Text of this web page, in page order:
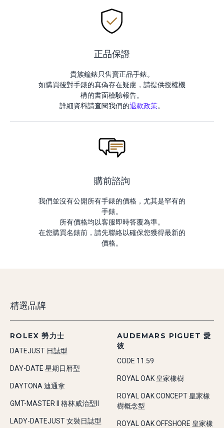
正品保證
貴族鐘錶只售賣正品手錶。
如購買後對手錶的真偽存在疑慮，請提供授權機
構的書面檢驗報告。
詳細資料請查閱我們的退款政策。
購前諮詢
我們並沒有公開所有手錶的價格，尤其是罕有的
手錶。
所有價格均以客服即時答覆為準。
在您購買名錶前，請先聯絡以確保您獲得最新的
價格。
精選品牌
ROLEX 勞力士
DATEJUST 日誌型
DAY-DATE 星期日曆型
DAYTONA 迪通拿
GMT-MASTER II 格林威治型II
LADY-DATEJUST 女裝日誌型
AUDEMARS PIGUET 愛
彼
CODE 11.59
ROYAL OAK 皇家橡樹
ROYAL OAK CONCEPT 皇家橡
樹概念型
ROYAL OAK OFFSHORE 皇家橡